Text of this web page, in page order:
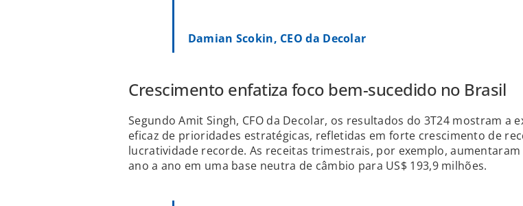
Damian Scokin, CEO da Decolar
Crescimento enfatiza foco bem-sucedido no Brasil
Segundo Amit Singh, CFO da Decolar, os resultados do 3T24 mostram a
eficaz de prioridades estratégicas, refletidas em forte crescimento de
lucratividade recorde. As receitas trimestrais, por exemplo, aumentaram
ano a ano em uma base neutra de câmbio para US$ 193,9 milhões.